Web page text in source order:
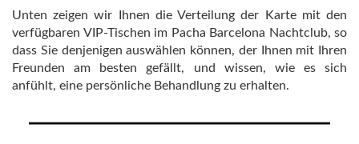
Unten zeigen wir Ihnen die Verteilung der Karte mit den
verfügbaren VIP-Tischen im Pacha Barcelona Nachtclub, so
dass Sie denjenigen auswählen können, der Ihnen mit Ihren
Freunden am besten gefällt, und wissen, wie es sich
anfühlt, eine persönliche Behandlung zu erhalten.